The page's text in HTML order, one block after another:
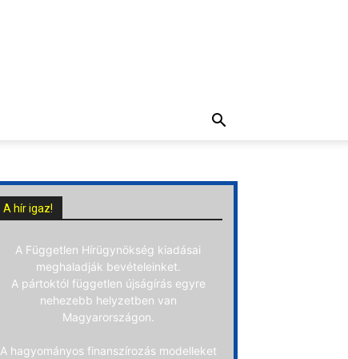
A hír igaz!
A Független Hírügynökség kiadásai
meghaladják bevételeinket.
A pártoktól független újságírás egyre
nehezebb helyzetben van
Magyarországon.
A hagyományos finanszírozás modelleket